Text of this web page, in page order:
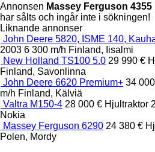
Annonsen Massey Ferguson
har sålts och ingår inte i sökningen!
Liknande annonser
John Deere 5820, ISME 140,
2003 6 300 m/h Finland, Iisalmi
New Holland TS100 5.0 29 990 €
Finland, Savonlinna
John Deere 6620 Premium+ 34
m/h Finland, Kälviä
Valtra M150-4 28 000 € Hjultraktor
Nokia
Massey Ferguson 6290 24 380 €
Polen, Mordy